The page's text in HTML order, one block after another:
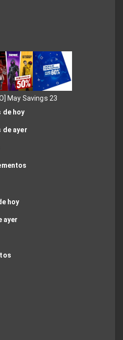
de hoy
de ayer
hoy
ayer